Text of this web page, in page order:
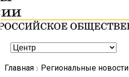
Главная Региональные новости